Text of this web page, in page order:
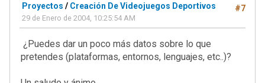
#7
Proyectos / Creación De Videojuegos Deportivos
29 de Enero de 2004, 10:25:54 AM
¿Puedes dar un poco más datos sobre lo que
pretendes (plataformas, entornos, lenguajes, etc..)?